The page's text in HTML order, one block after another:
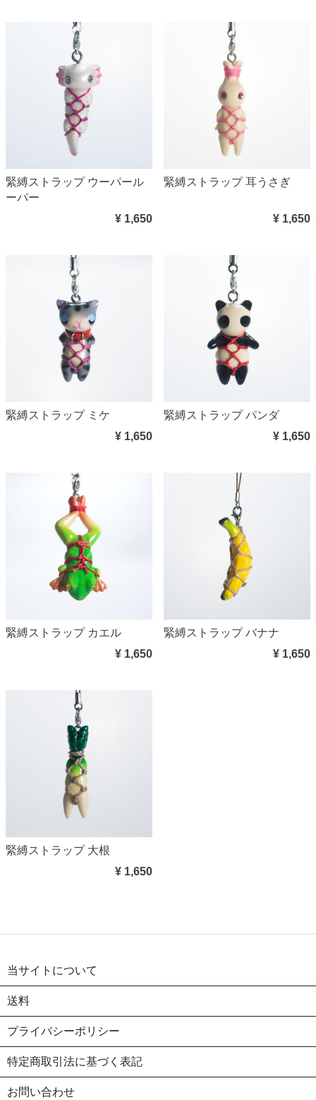
緊縛ストラップ ウーパール
ーパー
¥ 1,650
緊縛ストラップ 耳うさぎ
¥ 1,650
緊縛ストラップ ミケ
¥ 1,650
緊縛ストラップ パンダ
¥ 1,650
緊縛ストラップ カエル
¥ 1,650
緊縛ストラップ バナナ
¥ 1,650
緊縛ストラップ 大根
¥ 1,650
当サイトについて
送料
プライバシーポリシー
特定商取引法に基づく表記
お問い合わせ